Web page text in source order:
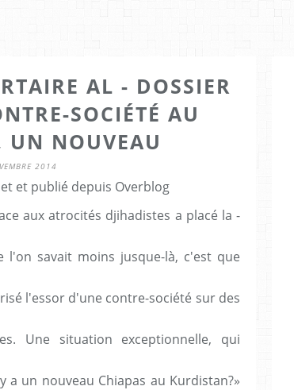
AL - DOSSIER
SOCIÉTÉ AU
UN NOUVEAU
2014
et publié depuis Overblog
aux atrocités djihadistes a placé la
l'on savait moins jusque-là, c'est que
l'essor d'une contre-société sur des
Une situation exceptionnelle, qui
a un nouveau Chiapas au Kurdistan?»